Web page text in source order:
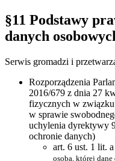
§11 Podstawy
danych
Serwis gromadzi i
Rozporządzenia
2016/679 z dnia 27
fizycznych w
w sprawie
uchylenia dyrektywy
ochronie danych)
art. 6 ust. 1 lit. a
osoba, której dane